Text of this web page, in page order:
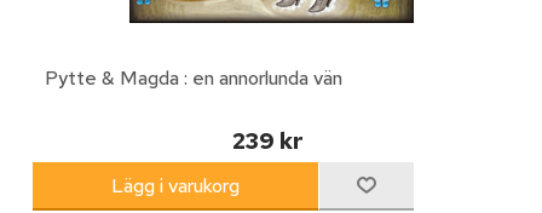
Pytte & Magda : en annorlunda vän
239 kr